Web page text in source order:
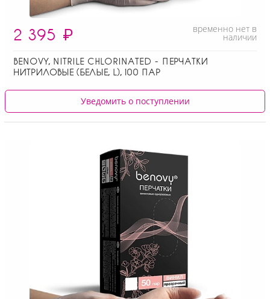
2 395 ₽ временно нет в
наличии
BENOVY, NITRILE CHLORINATED - ПЕРЧАТКИ
НИТРИЛОВЫЕ (БЕЛЫЕ, L), 100 ПАР
Уведомить о поступлении